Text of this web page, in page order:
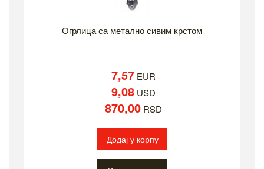
Огрлица са метално сивим крстом
7,57 EUR
9,08 USD
870,00 RSD
Додај у корпу